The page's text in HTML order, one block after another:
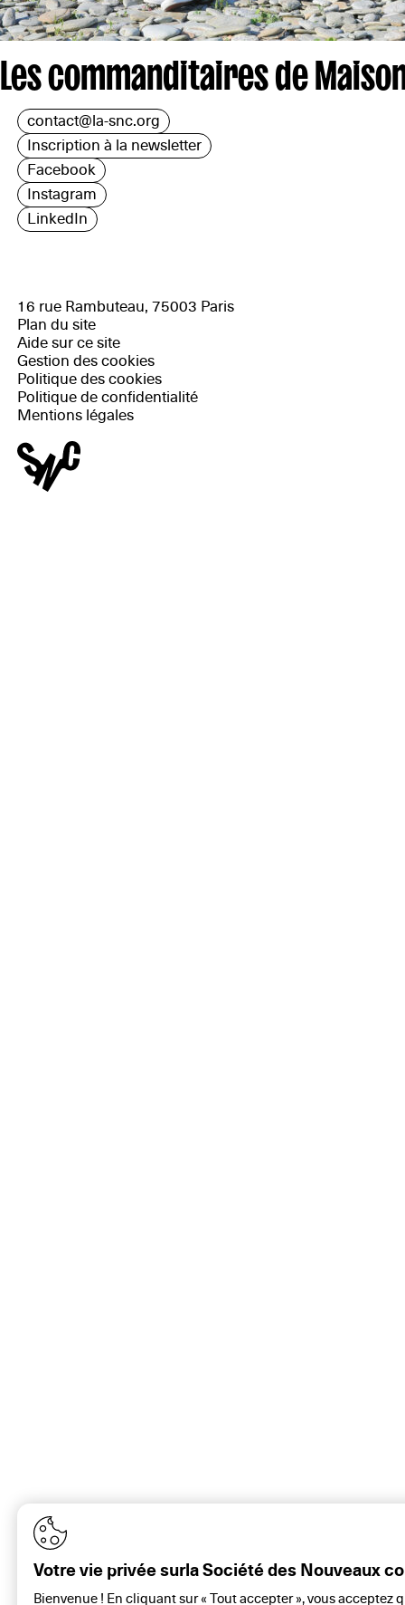
Les commanditaires de
contact@la-snc.org
Inscription à la newsletter
Facebook
Instagram
LinkedIn
16 rue Rambuteau, 75003 Paris
Plan du site
Aide sur ce site
Gestion des cookies
Politique des cookies
Politique de confidentialité
Mentions légales
Votre vie privée surla Société des Nouveaux
Bienvenue ! En cliquant sur « Tout accepter », vous acceptez